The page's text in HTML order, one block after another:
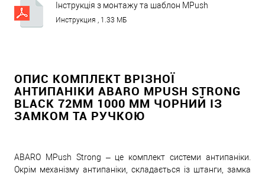
Інструкція з монтажу та шаблон MPush
Strong.pdf
Инструкция , 1.33 МБ
ОПИС КОМПЛЕКТ ВРІЗНОЇ
АНТИПАНІКИ ABARO МPUSH STRONG
BLACK 72ММ 1000 ММ ЧОРНИЙ ІЗ
ЗАМКОМ ТА РУЧКОЮ
ABARO MPush Strong – це комплект системи антипаніки.
Окрім механізму антипаніки, складається із штанги, замка